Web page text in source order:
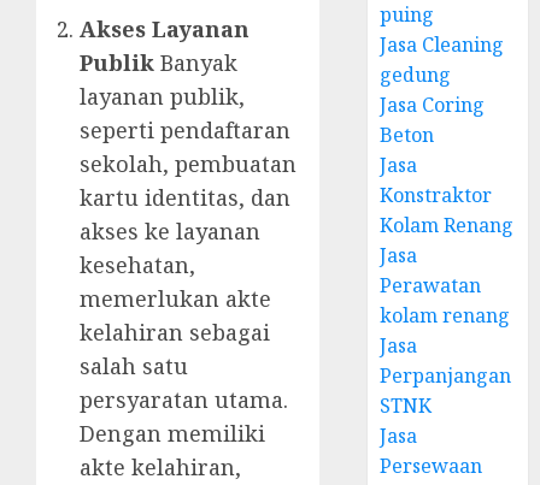
Akses Layanan
Publik Banyak
layanan publik,
seperti pendaftaran
sekolah, pembuatan
kartu identitas, dan
akses ke layanan
kesehatan,
memerlukan akte
kelahiran sebagai
salah satu
persyaratan utama.
Dengan memiliki
akte kelahiran,
puing
Jasa Cleaning
gedung
Jasa Coring
Beton
Jasa
Konstraktor
Kolam Renang
Jasa
Perawatan
kolam renang
Jasa
Perpanjangan
STNK
Jasa
Persewaan